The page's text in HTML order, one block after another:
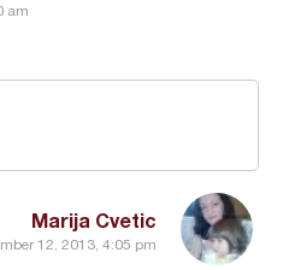
am
Marija Cvetic
12, 2013, 4:05 pm